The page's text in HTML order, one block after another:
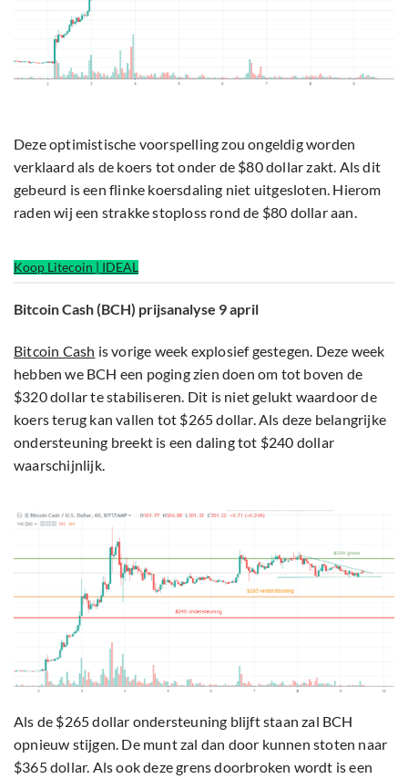
Deze optimistische voorspelling zou ongeldig worden
verklaard als de koers tot onder de $80 dollar zakt. Als dit
gebeurd is een flinke koersdaling niet uitgesloten. Hierom
raden wij een strakke stoploss rond de $80 dollar aan.
Koop Litecoin | IDEAL
Bitcoin Cash (BCH) prijsanalyse 9 april
Bitcoin Cash is vorige week explosief gestegen. Deze week
hebben we BCH een poging zien doen om tot boven de
$320 dollar te stabiliseren. Dit is niet gelukt waardoor de
koers terug kan vallen tot $265 dollar. Als deze belangrijke
ondersteuning breekt is een daling tot $240 dollar
waarschijnlijk.
Als de $265 dollar ondersteuning blijft staan zal BCH
opnieuw stijgen. De munt zal dan door kunnen stoten naar
$365 dollar. Als ook deze grens doorbroken wordt is een